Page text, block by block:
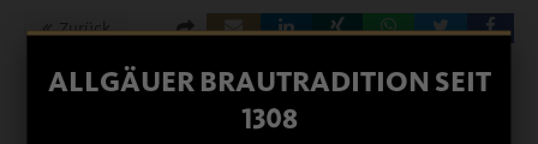
ALLGÄUER BRAUTRADITION SEIT
1308
Zurück